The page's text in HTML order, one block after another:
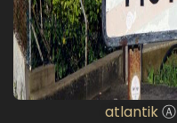
atlantikⒶ